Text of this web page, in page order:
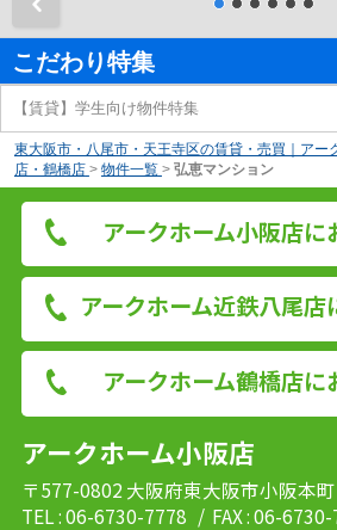
こだわり特集
【賃貸】学生向け物件特集
東大阪市・八尾市・天王寺区の賃貸・売買｜アー
店・鶴橋店 > 物件一覧 > 弘恵マンション
アークホーム小阪店に
アークホーム近鉄八尾店
アークホーム鶴橋店に
アークホーム小阪店
〒577-0802 大阪府東大阪市小阪本
TEL : 06-6730-7778 / FAX : 06-